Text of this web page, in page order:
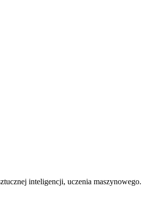
inteligencji, uczenia maszynowego.